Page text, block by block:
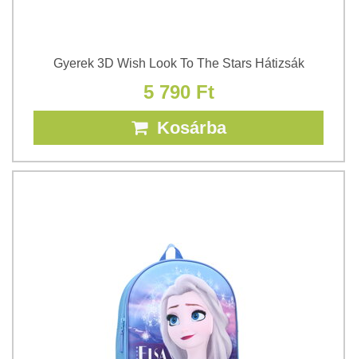
Gyerek 3D Wish Look To The Stars Hátizsák
5 790 Ft
Kosárba